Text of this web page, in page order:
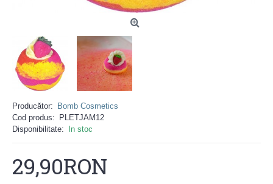
Producător:
Bomb Cosmetics
Cod produs:
PLETJAM12
Disponibilitate:
In stoc
29,90RON